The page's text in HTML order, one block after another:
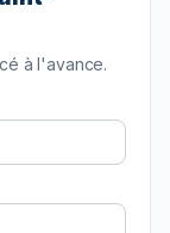
à l'avance.